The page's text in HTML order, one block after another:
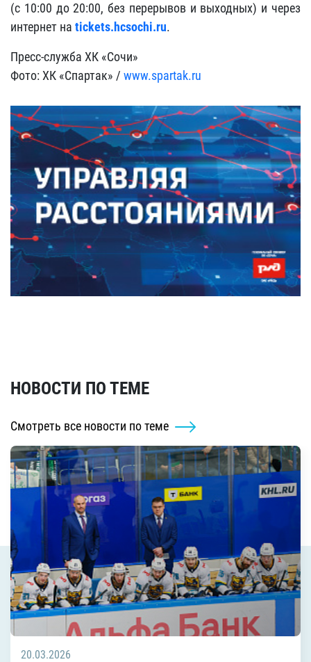
(с 10:00 до 20:00, без перерывов и выходных) и через
интернет на tickets.hcsochi.ru.
Пресс-служба ХК «Сочи»
Фото: ХК «Спартак» / www.spartak.ru
НОВОСТИ ПО ТЕМЕ
Смотреть все новости по теме
20.03.2026